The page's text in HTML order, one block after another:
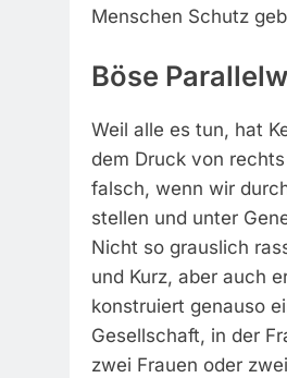
Menschen Schutz
Böse
Weil alle es tun, hat
dem Druck von
falsch, wenn wir
stellen und unter
Nicht so grauslich
und Kurz, aber auch
konstruiert genauso
Gesellschaft, in der
zwei Frauen oder